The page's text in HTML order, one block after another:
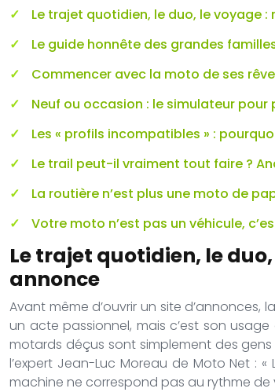
Le trajet quotidien, le duo, le voyage
Le guide honnête des grandes
Commencer avec la moto de ses
Neuf ou occasion : le simulateur
Les « profils incompatibles » :
Le trail peut-il vraiment tout faire ?
La routière n’est plus une moto de
Votre moto n’est pas un véhicule,
Le trajet quotidien, le
annonce
Avant même d’ouvrir un site
un acte passionnel, mais c’est son
motards déçus sont simplement des
l’expert Jean-Luc Moreau de Moto Net :
machine ne correspond pas au rythme de